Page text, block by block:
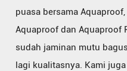
puasa bersama
Aquaproof dan Aquaproof
sudah jaminan mutu
lagi kualitasnya. Kami